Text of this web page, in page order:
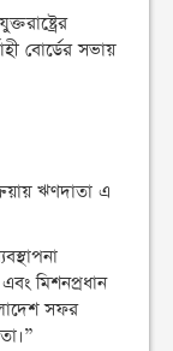
বোর্ডের সভায়
ঋণদাতা এ
মিশনপ্রধান
সফর